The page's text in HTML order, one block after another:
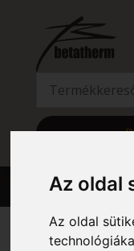
Az oldal
Az oldal